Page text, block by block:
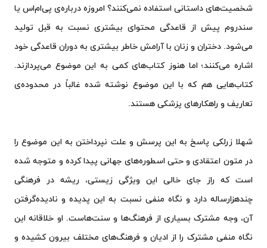
شخصیت‌های داستانی استفاده نمی‌کنند؟ امروزه درباره‌ی پی‌ام‌اس یا
سندروم پیش از قاعدگی محتوای بیشتری نسبت به قبل تولید
می‌شود. دختران و زنان با آرامش خاطر بیشتری به دوران قاعدگی خود
اشاره می‌کنند؛ اما هنوز کتاب‌های کمی به این موضوع می‌پردازند.
کتاب‌هایی هم که با این موضوع نوشته شده‌ غالباً در محدوده‌ی
تعاریف و راهکارهای پزشکی‌ هستند.
شهلا زرلکی پاسخ به این پرسش‌ و علت نپرداختن به این موضوع را
در متون اعتقادی و حتی اسطوره‌های جهانی پیدا کرده و متوجه شده
است که راز جای خالی این ویژگی زیستی، ریشه در فرهنگی
چندهزارساله دارد و نگاه منفی نسبت به این پدیده و نادیده‌گرفتن
آن، وجه مشترک بسیاری از فرهنگ‌ها و سنت‌هاست. او خلاقانه این
نگاه منفی مشترک را از ادیان و فرهنگ‌های مختلف بیرون کشیده و